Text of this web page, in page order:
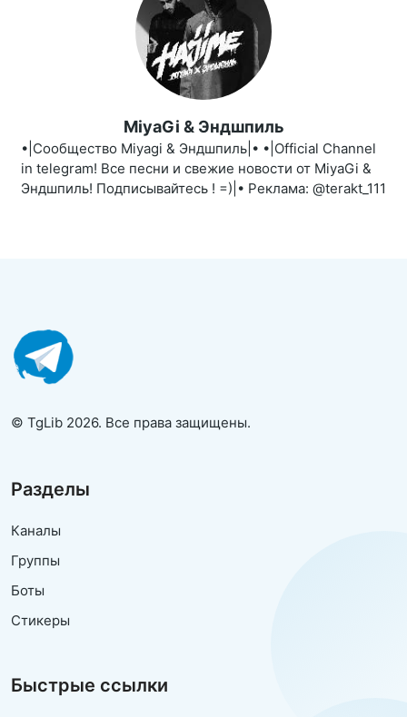
MiyaGi & Эндшпиль
•|Сообщество Miyagi & Эндшпиль|• •|Official Channel
in telegram! Все песни и свежие новости от МiуaGi &
Эндшпиль! Подписывайтесь ! =)|• Реклама: @terakt_111
© TgLib 2026. Все права защищены.
Разделы
Каналы
Группы
Боты
Стикеры
Быстрые ссылки